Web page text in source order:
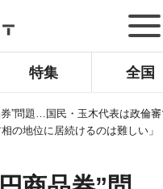
特集 全国
”問題…国民・玉木代表は政倫
の地位に居続けるのは難しい」